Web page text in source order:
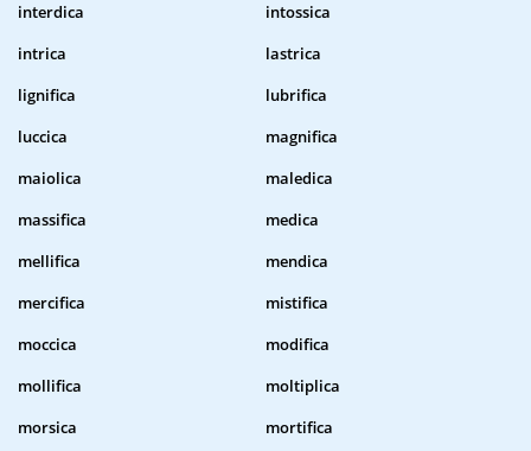
interdica
intossica
intrica
lastrica
lignifica
lubrifica
luccica
magnifica
maiolica
maledica
massifica
medica
mellifica
mendica
mercifica
mistifica
moccica
modifica
mollifica
moltiplica
morsica
mortifica